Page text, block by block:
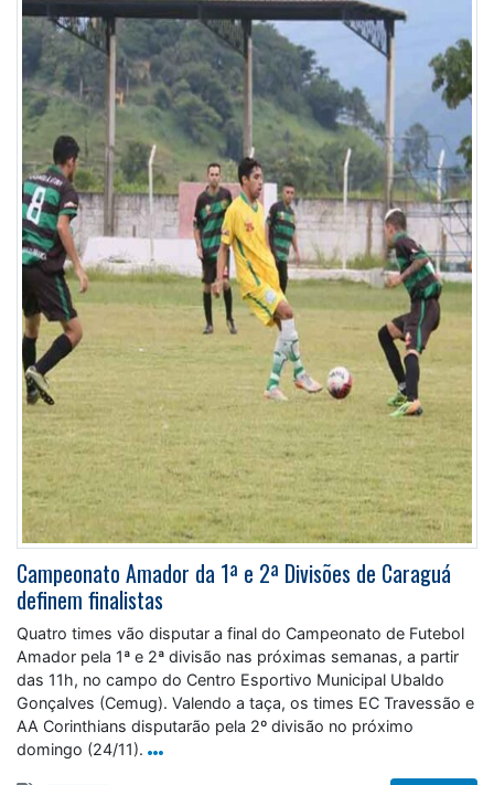
Campeonato Amador da 1ª e 2ª Divisões de Caraguá
definem finalistas
Quatro times vão disputar a final do Campeonato de Futebol
Amador pela 1ª e 2ª divisão nas próximas semanas, a partir
das 11h, no campo do Centro Esportivo Municipal Ubaldo
Gonçalves (Cemug). Valendo a taça, os times EC Travessão e
AA Corinthians disputarão pela 2º divisão no próximo
domingo (24/11).